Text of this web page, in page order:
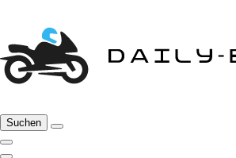
Suchen